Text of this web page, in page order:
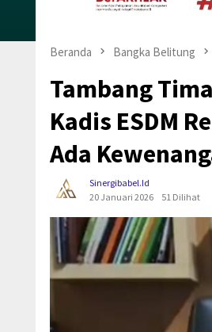
Beranda Bangka Belitung
Tambang
Kadis ESDM
Ada
Sinergibabel.id
20 Januari 2026
51 Dilihat